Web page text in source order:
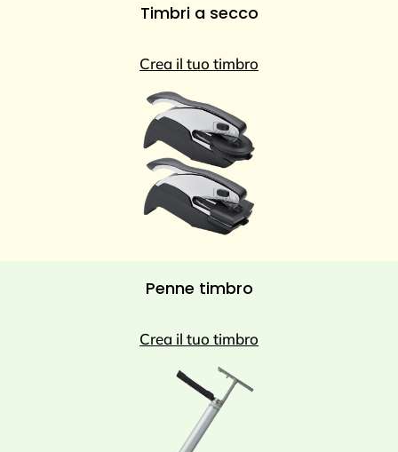
Timbri a secco
Crea il tuo timbro
Penne timbro
Crea il tuo timbro